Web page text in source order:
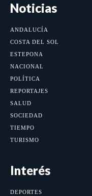
Noticias
ANDALUCÍA
COSTA DEL SOL
ESTEPONA
NACIONAL
POLÍTICA
REPORTAJES
SALUD
SOCIEDAD
TIEMPO
TURISMO
Interés
DEPORTES